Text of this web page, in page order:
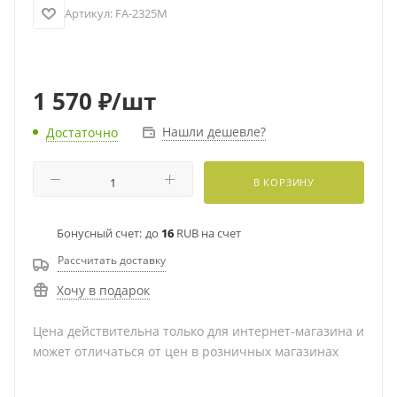
Артикул: FA-2325M
1 570 ₽/шт
Достаточно Нашли дешевле?
В КОРЗИНУ
Бонусный счет: до 16 RUB на счет
Рассчитать доставку
Хочу в подарок
Цена действительна только для интернет-магазина и
может отличаться от цен в розничных магазинах